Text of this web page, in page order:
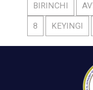
BIRINCHI
8 KEYINGI